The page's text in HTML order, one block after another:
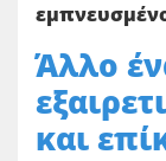
Άλλο
και